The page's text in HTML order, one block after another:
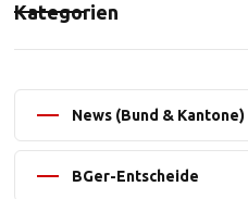
Kategorien
News (Bund & Kantone)
BGer-Entscheide